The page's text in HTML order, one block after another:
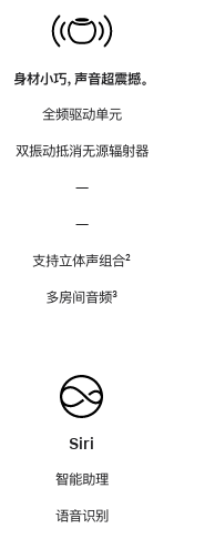
身材小巧，声音超震撼。
全频驱动单元
双振动抵消无源辐射器
—
—
支持立体声组合脚
²
多房间音频脚
³
Siri
智能助理
语音识别